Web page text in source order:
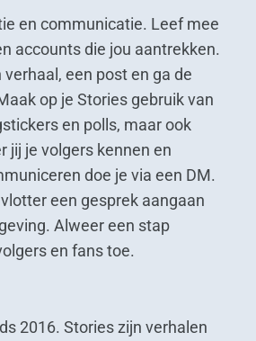
en communicatie. Leef mee
accounts die jou aantrekken.
verhaal, een post en ga de
op je Stories gebruik van
en polls, maar ook
jij je volgers kennen en
doe je via een DM.
een gesprek aangaan
Alweer een stap
en fans toe.
2016. Stories zijn verhalen